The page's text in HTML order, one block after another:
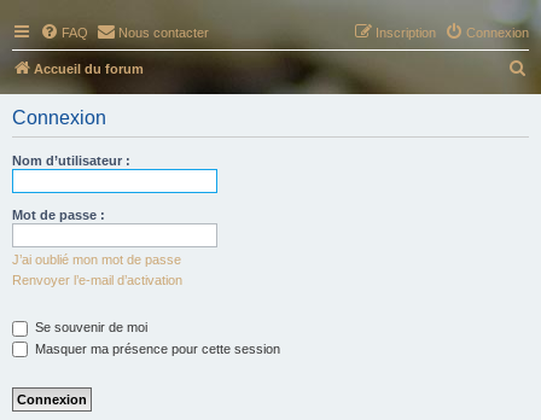
FAQ Nous contacter Connexion
Inscription
Accueil du forum
e
Connexion
Nom d’utilisateur :
Mot de passe :
J’ai oublié mon mot de passe
Renvoyer l’e-mail d’activation
Se souvenir de moi
Masquer ma présence pour cette session